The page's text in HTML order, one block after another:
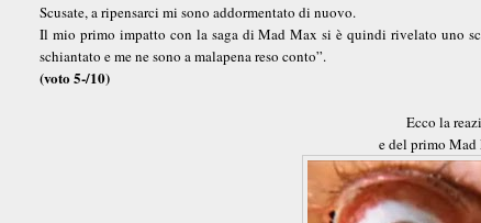
Scusate, a ripensarci mi sono addormentato di nuovo.
Il mio primo impatto con la saga di Mad Max si è quindi rivelato uno
schiantato e me ne sono a malapena reso conto”.
(voto 5-/10)
Ecco la
e del primo Mad